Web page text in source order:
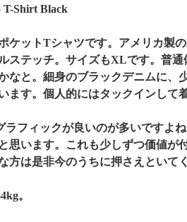
T-Shirt Black
ケットTシャツです。アメリカ製
ステッチ。サイズもXLです。普通
なと。細身のブラックデニムに、
ます。個人的にはタックインして
ラフィックが良いのが多いですよ
思います。これも少しずつ価値が
方は是非今のうちに押さえといて
。